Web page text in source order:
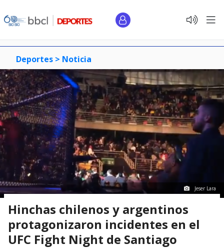
Deportes > Noticia
Jeser Lara
Hinchas chilenos y argentinos
protagonizaron incidentes en el
UFC Fight Night de Santiago